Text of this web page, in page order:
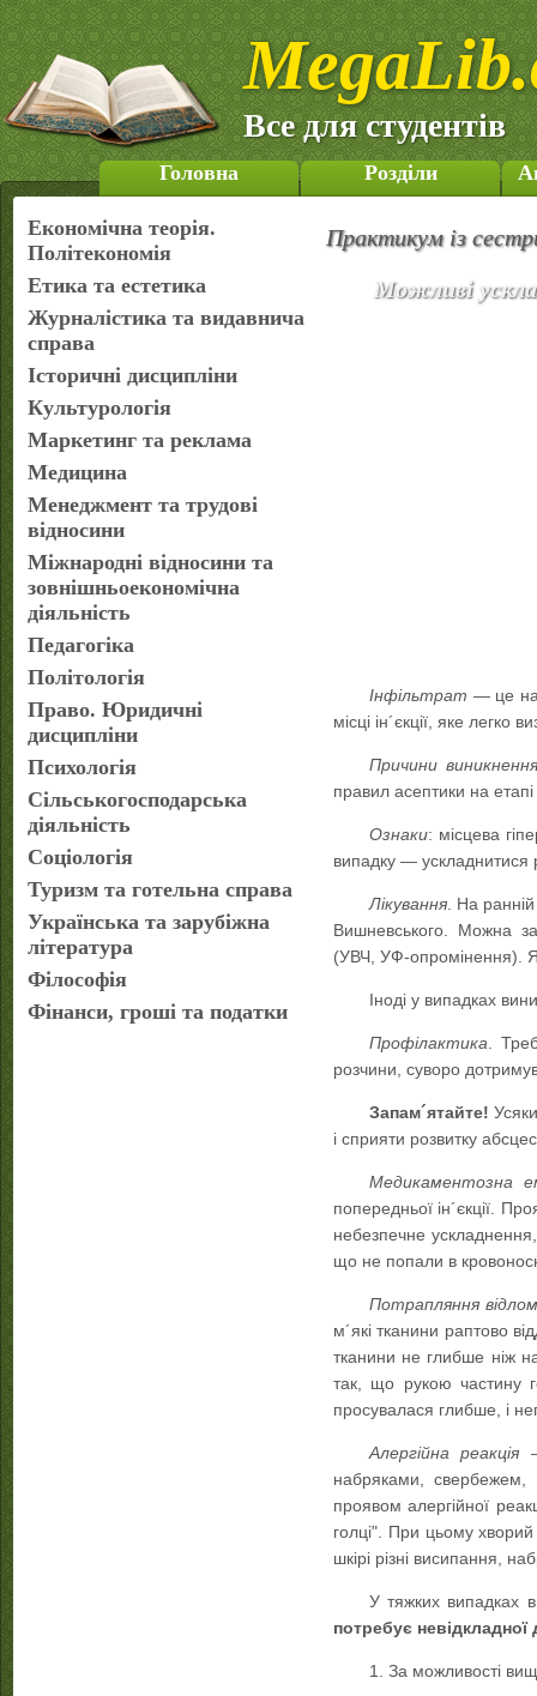
Все для студентів
Головна Розділи
Економічна теорія.
Політекономія
Етика та естетика
Журналістика та видавнича
справа
Історичні дисципліни
Культурологія
Маркетинг та реклама
Медицина
Менеджмент та трудові
відносини
Міжнародні відносини та
зовнішньоекономічна
діяльність
Педагогіка
Політологія
Право. Юридичні
дисципліни
Психологія
Сільськогосподарська
діяльність
Соціологія
Туризм та готельна справа
Українська та зарубіжна
література
Філософія
Фінанси, гроші та податки
Практикум із
Можливі
Інфільтрат — це
місці ін´єкції, яке легко
Причини виникнення
правил асептики на етапі
Ознаки: місцева
випадку — ускладнитися
Лікування. На ранній
Вишневського. Можна
(УВЧ, УФ-опромінення).
Іноді у випадках
Профілактика.
розчини, суворо
Запам´ятайте!
і сприяти розвитку
Медикаментозна
попередньої ін´єкції.
небезпечне
що не попали в
Потрапляння
м´які тканини раптово
тканини не глибше ніж
так, що рукою частину
просувалася глибше, і
Алергійна реакція
набряками, свербежем,
проявом алергійної
голці". При цьому хворий
шкірі різні висипання,
У тяжких випадках
потребує
1. За можливості